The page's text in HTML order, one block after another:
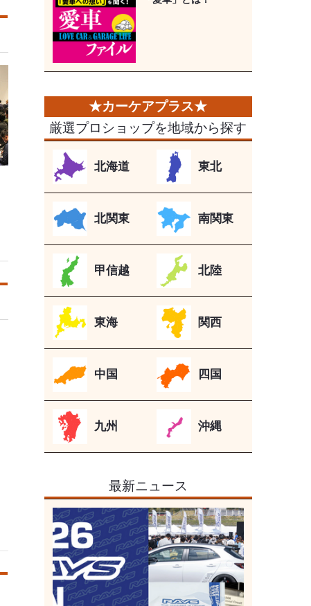
厳選プロショップを地域から探す
北海道 東北
北関東 南関東
甲信越 北陸
東海 関西
中国 四国
九州 沖縄
最新ニュース